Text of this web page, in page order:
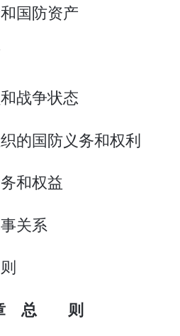
国防资产
战争状态
的国防义务和权利
和权益
关系
总 则